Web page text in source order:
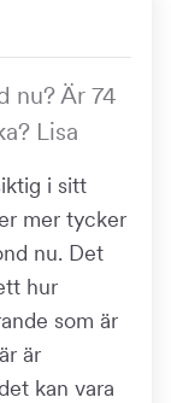
nu? Är 74
Lisa
i sitt
mer tycker
nu. Det
hur
som är
är
kan vara